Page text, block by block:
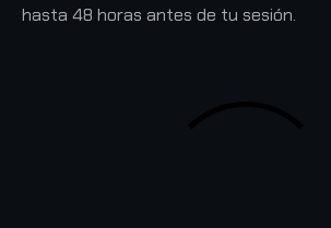
hasta 48 horas antes de tu sesión.